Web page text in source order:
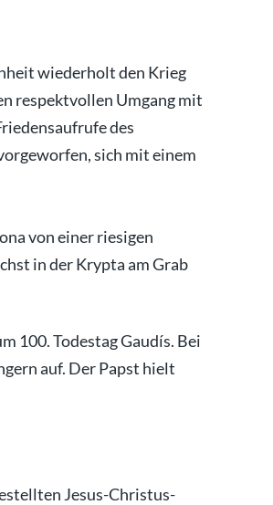
wiederholt den Krieg
respektvollen Umgang mit
des
sich mit einem
von einer riesigen
in der Krypta am Grab
100. Todestag Gaudís. Bei
auf. Der Papst hielt
Jesus-Christus-